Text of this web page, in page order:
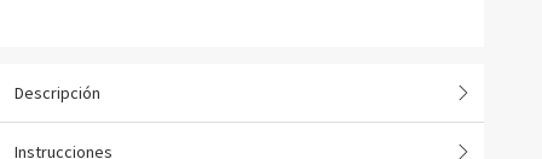
Descripción
Instrucciones